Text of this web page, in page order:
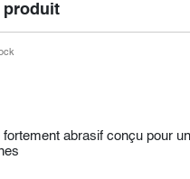
produit
fortement abrasif conçu pour